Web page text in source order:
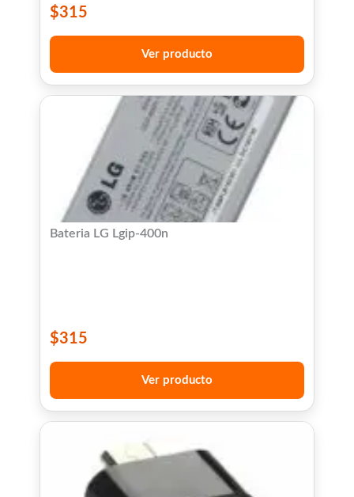
$315
Ver producto
Bateria LG Lgip-400n
$315
Ver producto